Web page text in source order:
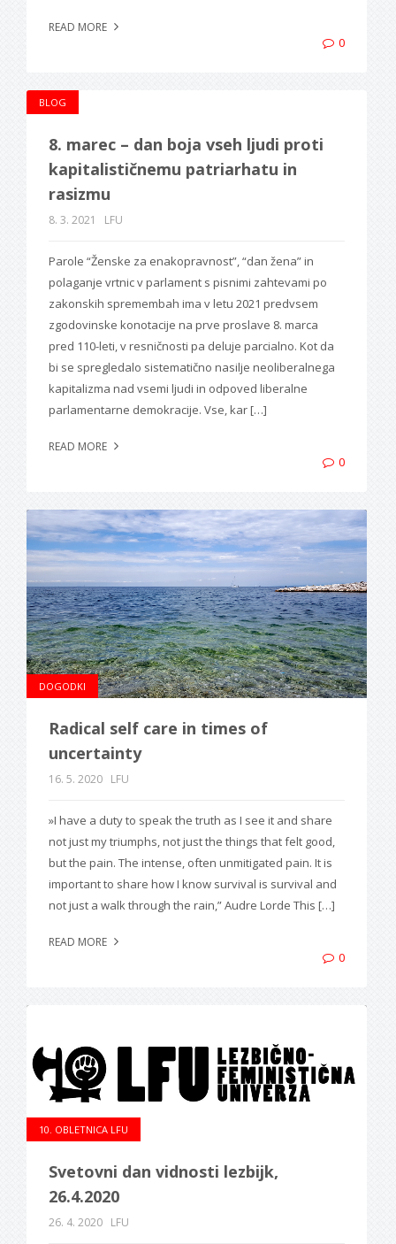
READ MORE
0
BLOG
8. marec – dan boja vseh ljudi proti
kapitalističnemu patriarhatu in
rasizmu
8. 3. 2021 LFU
Parole “Ženske za enakopravnost”, “dan žena” in
polaganje vrtnic v parlament s pisnimi zahtevami po
zakonskih spremembah ima v letu 2021 predvsem
zgodovinske konotacije na prve proslave 8. marca
pred 110-leti, v resničnosti pa deluje parcialno. Kot da
bi se spregledalo sistematično nasilje neoliberalnega
kapitalizma nad vsemi ljudi in odpoved liberalne
parlamentarne demokracije. Vse, kar […]
READ MORE
0
DOGODKI
Radical self care in times of
uncertainty
16. 5. 2020 LFU
»I have a duty to speak the truth as I see it and share
not just my triumphs, not just the things that felt good,
but the pain. The intense, often unmitigated pain. It is
important to share how I know survival is survival and
not just a walk through the rain,” Audre Lorde This […]
READ MORE
0
10. OBLETNICA LFU
Svetovni dan vidnosti lezbijk,
26.4.2020
26. 4. 2020 LFU